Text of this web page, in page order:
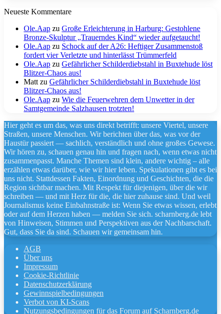
Neueste Kommentare
Ole.Aap zu Große Erleichterung in Harburg: Gestohlene
Bronze-Skulptur „Trauerndes Kind“ wieder aufgetaucht!
Ole.Aap zu Schock auf der A26: Heftiger Zusammenstoß
fordert vier Verletzte und hinterlässt Trümmerfeld
Ole.Aap zu Gefährlicher Schilderdiebstahl in Buxtehude löst
Blitzer-Chaos aus!
Matt zu Gefährlicher Schilderdiebstahl in Buxtehude löst
Blitzer-Chaos aus!
Ole.Aap zu Wie die Feuerwehren dem Unwetter in der
Samtgemeinde Salzhausen trotzten!
Hier geht es um das, was uns direkt betrifft: unsere Viertel, unsere
Straßen, unsere Menschen. Wir berichten über das, was vor der
Haustür passiert — sachlich, verständlich und ohne großes Gewese.
Wir hören zu, schauen genau hin und fragen nach, wenn etwas nicht
zusammenpasst. Manche Themen sind klein, andere wichtig – alle
erzählen etwas darüber, wie wir hier leben. Spekulationen gibt es bei
uns nicht. Stattdessen Fakten, Einordnung und Geschichten, die die
Region sichtbar machen. Mit Respekt für diejenigen, über die wir
schreiben — und mit Herz für die, die hier zuhause sind. Und weil
Journalismus keine Einbahnstraße ist: Wenn Sie etwas wissen, erlebt
oder auf dem Herzen haben — melden Sie sich. scharnberg.de lebt
von Hinweisen, Stimmen und Perspektiven aus der Nachbarschaft.
Gut, dass Sie da sind. Schauen wir gemeinsam hin.
AGB
Über uns
Impressum
Cookie-Richtlinie
Datenschutzerklärung
Gewinnspielbedingungen
Verbot von KI-Scans
Nutzungsbedingungen für das Forum auf Scharnberg.de